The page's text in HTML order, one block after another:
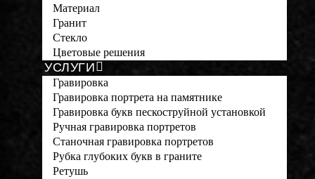
Материал
Гранит
Стекло
Цветовые решения
УСЛУГИ
Гравировка
Гравировка портрета на памятнике
Гравировка букв пескоструйной установкой
Ручная гравировка портретов
Станочная гравировка портретов
Рубка глубоких букв в граните
Ретушь